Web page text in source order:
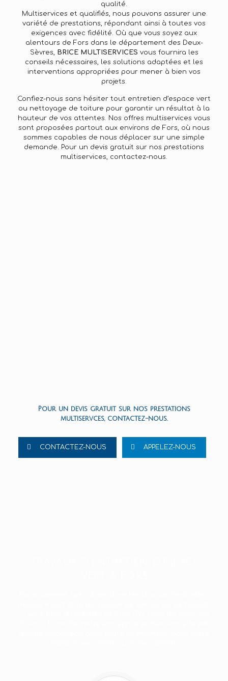
qualité.
Multiservices et qualifiés, nous pouvons assurer une
variété de prestations, répondant ainsi à toutes vos
exigences avec fidélité. Où que vous soyez aux
alentours de Fors dans le département des Deux-
Sèvres, BRICE MULTISERVICES vous fournira les
conseils nécessaires, les solutions adaptées et les
interventions appropriées pour mener à bien vos
projets.
Confiez-nous sans hésiter tout entretien d’espace vert
ou nettoyage de toiture pour garantir un résultat à la
hauteur de vos attentes. Nos offres multiservices vous
sont proposées partout aux environs de Fors, où nous
sommes capables de nous déplacer sur une simple
demande. Pour un devis gratuit sur nos prestations
multiservices, contactez-nous.
Pour un devis gratuit sur nos prestations
multiservces, contactez-nous.
CONTACTEZ-NOUS APPELEZ-NOUS